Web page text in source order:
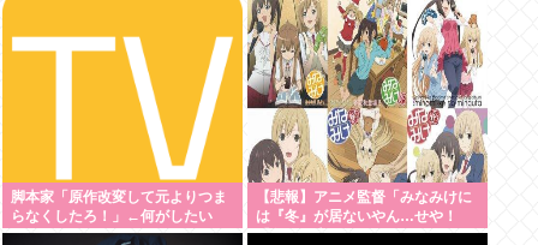
脚本家「原作改変して元よりつま
らなくしたろ！」←何がしたい
の？
【悲報】アニメ監督「みなみけに
は『冬』が居ないやん…せや！
『冬』の末っ子をアニメオリジナ